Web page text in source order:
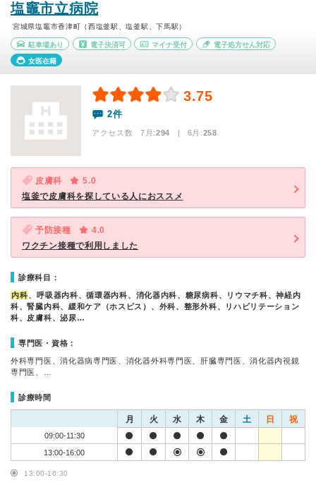
塩竈市立病院
宮城県塩竈市香津町（西塩釜駅、塩釜駅、下馬駅）
駐車場あり 電子決済可 マイナ受付 電子処方せん対応
女医在籍
3.75
2件
アクセス数 7月:294 | 6月:258
皮膚科
5.0
塩釜で皮膚科を探している人におススメ
予防接種
4.0
ワクチン接種で利用しました
診療科目：
内科、呼吸器内科、循環器内科、消化器内科、糖尿病科、リウマチ科、神経内
科、腎臓内科、緩和ケア（ホスピス）、外科、整形外科、リハビリテーション
科、皮膚科、泌尿…
専門医・資格：
外科専門医、消化器病専門医、消化器外科専門医、肝臓専門医、消化器内視鏡
専門医、…
診療時間
月 火 水 木 金 土 日 祝
09:00-11:30
13:00-16:00
13:00-16:30